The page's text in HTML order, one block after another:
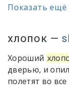
Показать ещё
хлопок —
Хороший
дверью, и
полетят во